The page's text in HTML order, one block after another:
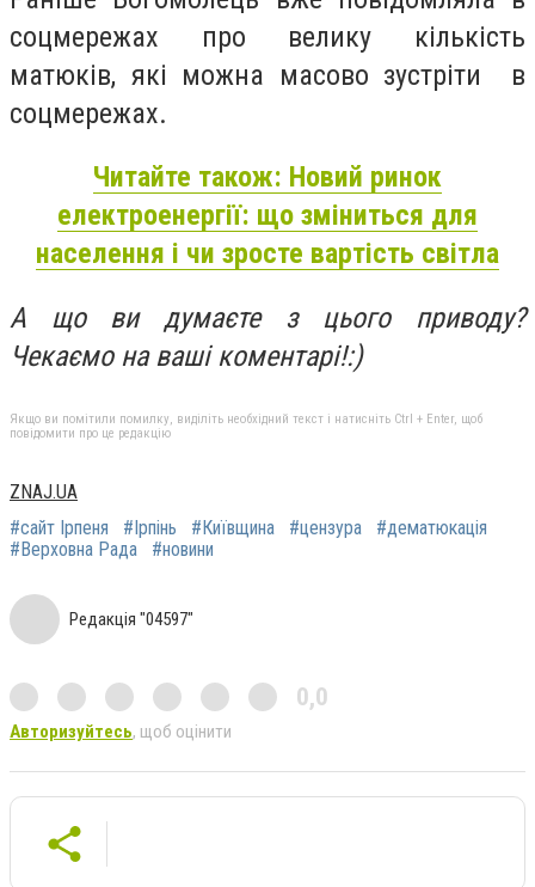
соцмережах про велику кількість
матюків, які можна масово зустріти в
соцмережах.
Читайте також: Новий ринок
електроенергії: що зміниться для
населення і чи зросте вартість світла
А що ви думаєте з цього приводу?
Чекаємо на ваші коментарі!:)
Якщо ви помітили помилку, виділіть необхідний текст і натисніть Ctrl + Enter, щоб
повідомити про це редакцію
ZNAJ.UA
#сайт Ірпеня
#Ірпінь #Київщина #цензура
#дематюкація
#Верховна Рада
#новини
Редакція "04597"
0,0
Авторизуйтесь, щоб оцінити